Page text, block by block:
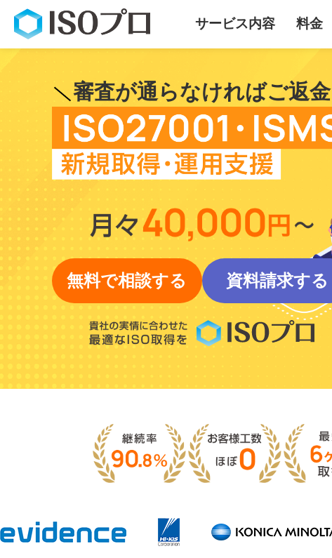
サービス内容 料金
審査が通らなければご返金
無料で相談する 資料請求する